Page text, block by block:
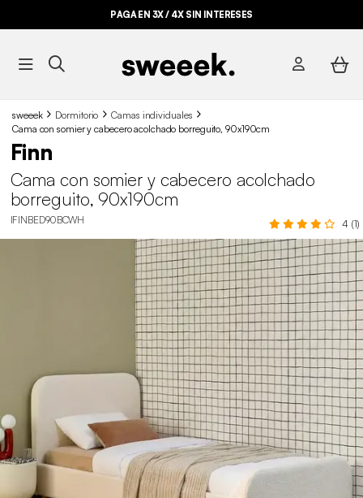
PAGA EN 3X / 4X SIN INTERESES
sweeek Dormitorio
Camas individuales
Cama con somier y cabecero acolchado borreguito, 90x190cm
Finn
Cama con somier y cabecero acolchado
borreguito, 90x190cm
IFINBED90BCWH 4 (1)